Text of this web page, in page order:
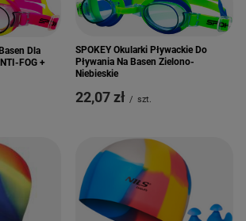
Dla
FOG +
SPOKEY Okularki Pływackie Do
Pływania Na Basen Zielono-
Niebieskie
22,07 zł / szt.